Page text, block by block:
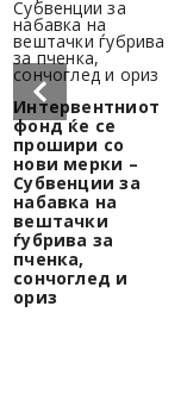
Интервентниот
фонд ќе се
прошири со
нови мерки –
Субвенции за
набавка на
вештачки
ѓубрива за
пченка,
сончоглед и
ориз